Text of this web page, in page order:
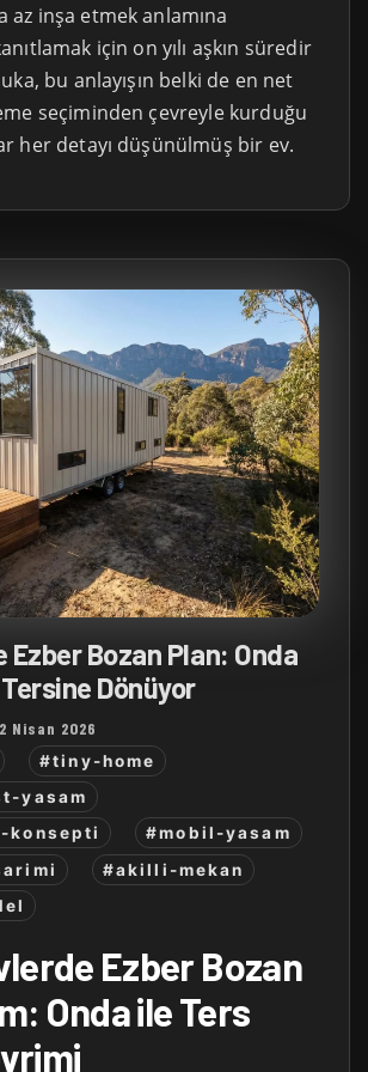
az inşa etmek anlamına
için on yılı aşkın süredir
bu anlayışın belki de en net
seçiminden çevreyle kurduğu
her detayı düşünülmüş bir ev.
Ezber Bozan Plan: Onda
Dönüyor
Nisan 2026
#tiny-home
yasam
konsepti
#mobil-yasam
#akilli-mekan
Ezber Bozan
Onda ile Ters